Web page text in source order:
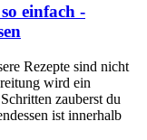
einfach -
Rezepte sind nicht
wird ein
zauberst du
ist innerhalb